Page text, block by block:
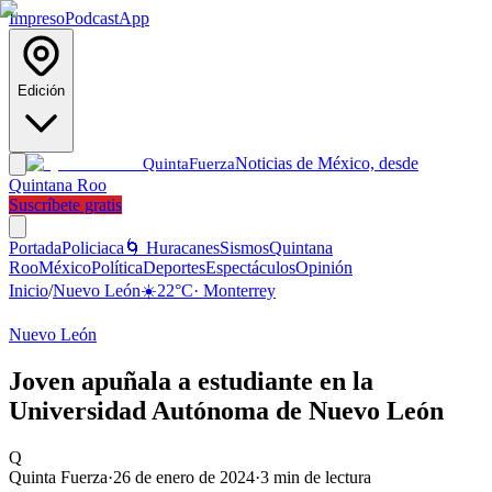
ImpresoPodcastApp
Edición
QuintaFuerzaNoticias de México, desde
Quintana Roo
Suscríbete gratis
PortadaPoliciaca 🌀 HuracanesSismosQuintana
RooMéxicoPolíticaDeportesEspectáculosOpinión
Inicio/Nuevo León☀️22°C· Monterrey
Nuevo León
Joven apuñala a estudiante en la
Universidad Autónoma de Nuevo León
Q
Quinta Fuerza·26 de enero de 2024·3 min de lectura